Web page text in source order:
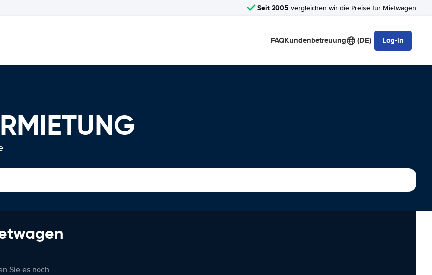
Seit 2005 vergleichen wir die Preise für Mietwagen
FAQKundenbetreuung (DE) Log-in
Sie es noch